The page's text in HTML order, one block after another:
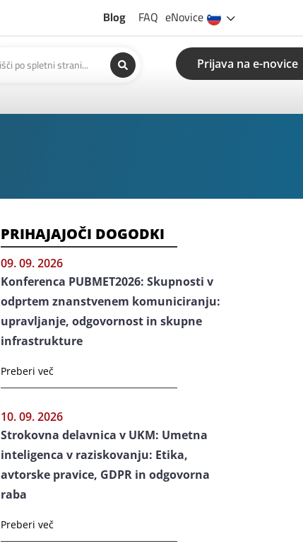
Blog FAQ eNovice
Prijava na e-novice
PRIHAJAJOČI DOGODKI
09. 09. 2026
Konferenca PUBMET2026: Skupnosti v
odprtem znanstvenem komuniciranju:
upravljanje, odgovornost in skupne
infrastrukture
Preberi več
10. 09. 2026
Strokovna delavnica v UKM: Umetna
inteligenca v raziskovanju: Etika,
avtorske pravice, GDPR in odgovorna
raba
Preberi več